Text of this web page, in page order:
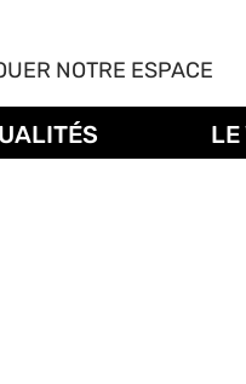
NOTRE ESPACE
LE